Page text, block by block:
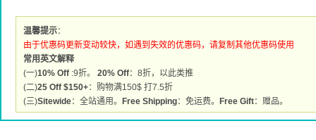
温馨提示：
由于优惠码更新变动较快，如遇到失效的优惠码，请复制其他优惠码使用
常用英文解释
(一)10% Off :9折。 20% Off：8折，以此类推
(二)25 Off $150+：购物满150$ 打7.5折
(三)Sitewide：全站通用。 Free Shipping：免运费。 Free Gift：赠品。